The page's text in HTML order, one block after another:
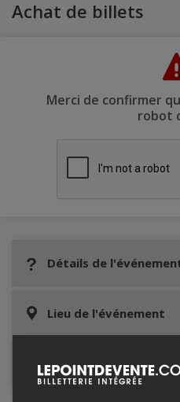
Achat de billets
Merci de confirmer
robot
Détails de
Lieu de l'événement
Contacter